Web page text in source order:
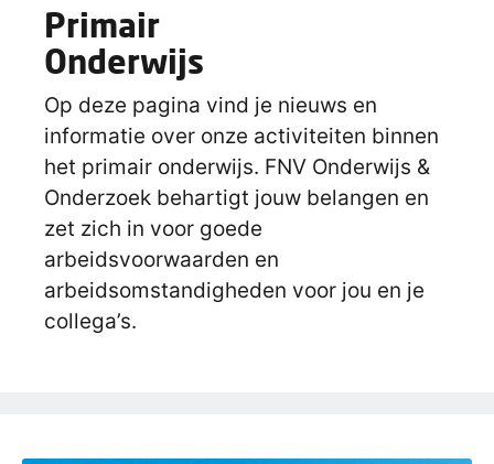
Primair
Onderwijs
Op deze pagina vind je nieuws en
informatie over onze activiteiten binnen
het primair onderwijs. FNV Onderwijs &
Onderzoek behartigt jouw belangen en
zet zich in voor goede
arbeidsvoorwaarden en
arbeidsomstandigheden voor jou en je
collega’s.